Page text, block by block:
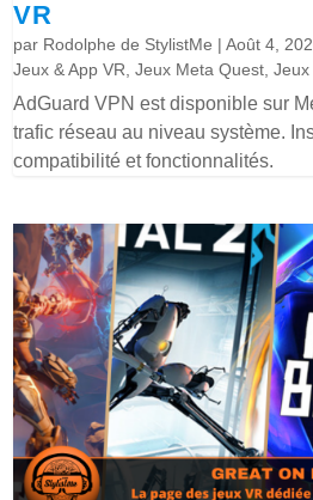
VR
par Rodolphe de StylistMe |Août 4,
Jeux & App VR ,Jeux Meta Quest ,
AdGuard VPN est disponible sur
trafic réseau au niveau système.
compatibilité et fonctionnalités.